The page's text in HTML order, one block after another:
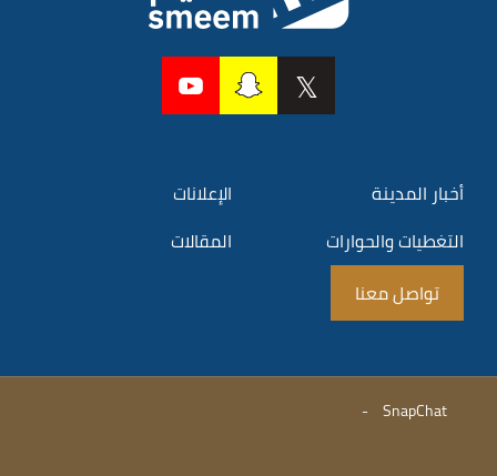
أخبار المدينة
الإعلانات
التغطيات والحوارات
المقالات
تواصل معنا
SnapChat
-